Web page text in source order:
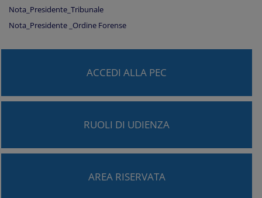
Nota_Presidente_Tribunale
Nota_Presidente _Ordine Forense
ACCEDI ALLA PEC
RUOLI DI UDIENZA
AREA RISERVATA